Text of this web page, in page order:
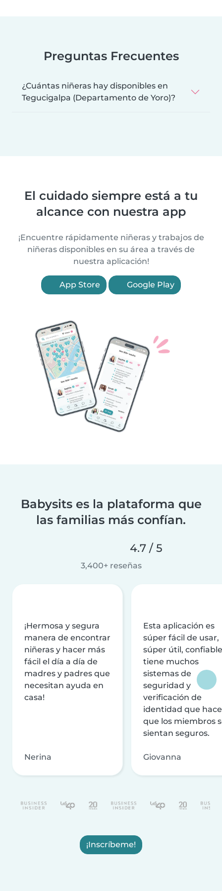
Preguntas Frecuentes
¿Cuántas niñeras hay disponibles en
Tegucigalpa (Departamento de Yoro)?
El cuidado siempre está a tu
alcance con nuestra app
¡Encuentre rápidamente niñeras y trabajos de
niñeras disponibles en su área a través de
nuestra aplicación!
App Store Google Play
Babysits es la plataforma que
las familias más confían.
4.7 / 5
3,400+ reseñas
¡Hermosa y segura
manera de encontrar
niñeras y hacer más
fácil el día a día de
madres y padres que
necesitan ayuda en
casa!
Nerina
Esta aplicación es
súper fácil de usar,
súper útil,
tiene muchos
sistemas de
seguridad y
verificación de
identidad que
que los miembros
sientan seguros.
Giovanna
¡Inscríbeme!